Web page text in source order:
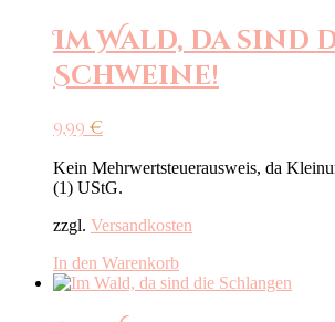
Im Wald, da sind
Schweine!
9,99 €
Kein Mehrwertsteuerausweis, da
(1) UStG.
zzgl. Versandkosten
In den Warenkorb